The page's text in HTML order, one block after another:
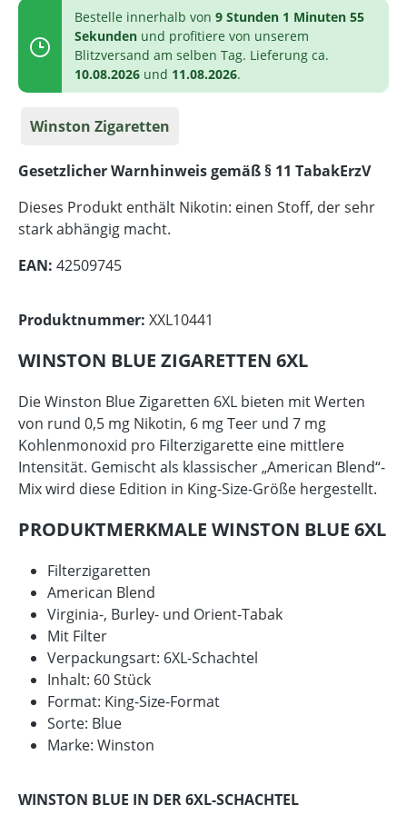
Bestelle innerhalb von 9 Stunden 1 Minuten 54
Sekunden und profitiere von unserem
Blitzversand am selben Tag. Lieferung ca.
10.08.2026 und 11.08.2026.
Winston Zigaretten
Gesetzlicher Warnhinweis gemäß § 11 TabakErzV
Dieses Produkt enthält Nikotin: einen Stoff, der sehr
stark abhängig macht.
EAN: 42509745
Produktnummer: XXL10441
WINSTON BLUE ZIGARETTEN 6XL
Die Winston Blue Zigaretten 6XL bieten mit Werten
von rund 0,5 mg Nikotin, 6 mg Teer und 7 mg
Kohlenmonoxid pro Filterzigarette eine mittlere
Intensität. Gemischt als klassischer „American Blend“-
Mix wird diese Edition in King-Size-Größe hergestellt.
PRODUKTMERKMALE WINSTON BLUE 6XL
Filterzigaretten
American Blend
Virginia-, Burley- und Orient-Tabak
Mit Filter
Verpackungsart: 6XL-Schachtel
Inhalt: 60 Stück
Format: King-Size-Format
Sorte: Blue
Marke: Winston
WINSTON BLUE IN DER 6XL-SCHACHTEL